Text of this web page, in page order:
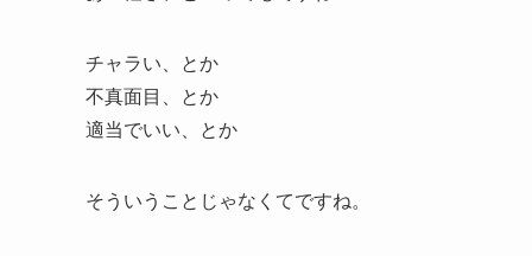
チャラい、とか
不真面目、とか
適当でいい、とか
そういうことじゃなくてですね。